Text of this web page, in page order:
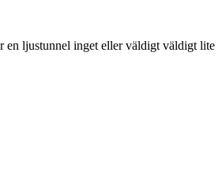
en ljustunnel inget eller väldigt väldigt lite